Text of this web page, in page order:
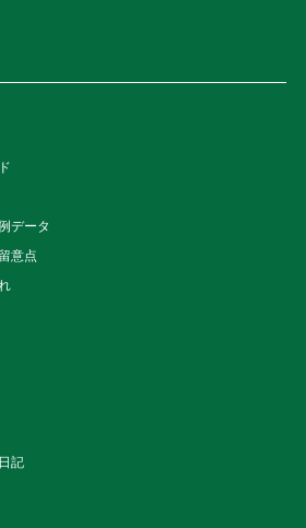
データ
意点
記